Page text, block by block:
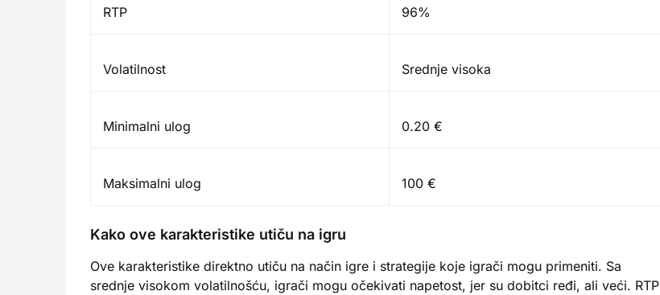
RTP 96%
Volatilnost Srednje visoka
Minimalni ulog 0.20 €
Maksimalni ulog 100 €
Kako ove karakteristike utiču na igru
Ove karakteristike direktno utiču na način igre i strategije koje igrači mogu primeniti. Sa
srednje visokom volatilnošću, igrači mogu očekivati napetost, jer su dobitci ređi, ali veći. RTP